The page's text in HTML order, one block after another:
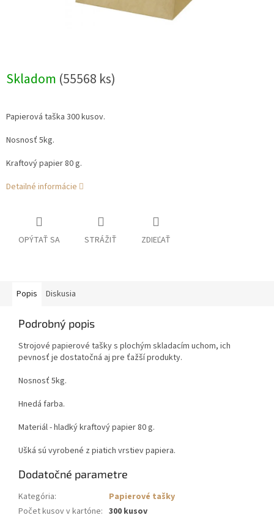
Skladom (55568 ks)
Papierová taška 300 kusov.
Nosnosť 5kg.
Kraftový papier 80 g.
Detailné informácie
OPÝTAŤ SA STRÁŽIŤ ZDIEĽAŤ
Popis Diskusia
Podrobný popis
Strojové papierové tašky s plochým skladacím uchom, ich
pevnosť je dostatočná aj pre ťažší produkty.
Nosnosť 5kg.
Hnedá farba.
Materiál - hladký kraftový papier 80 g.
Ušká sú vyrobené z piatich vrstiev papiera.
Dodatočné parametre
Kategória:
Papierové tašky
Počet kusov v kartóne: 300 kusov